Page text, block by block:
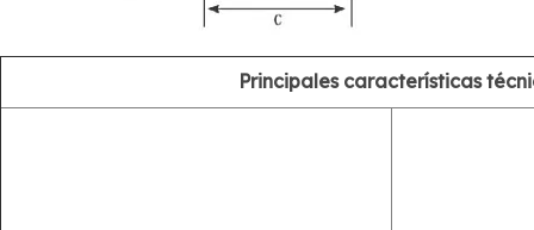
Principales características